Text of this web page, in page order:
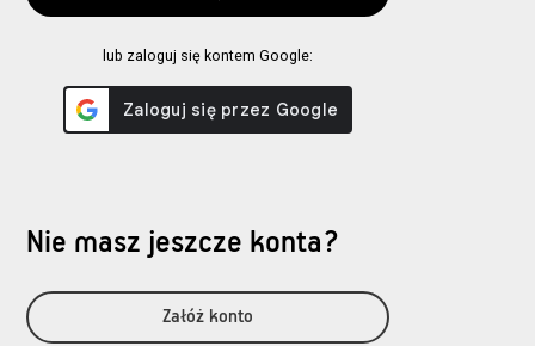
lub zaloguj się kontem Google:
Nie masz jeszcze konta?
Załóż konto